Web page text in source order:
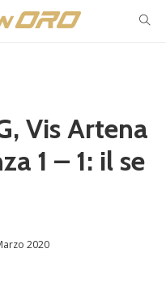
Vis Artena
1 – 1: il se
2020